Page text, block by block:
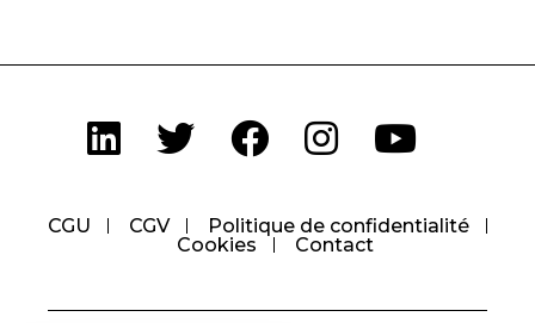
CGU CGV
Politique de confidentialité
Cookies
Contact